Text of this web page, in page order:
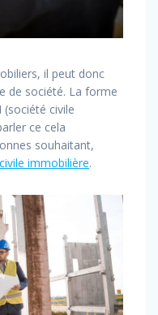
il peut donc
de société. La forme
(société civile
ce cela
souhaitant,
immobilière.